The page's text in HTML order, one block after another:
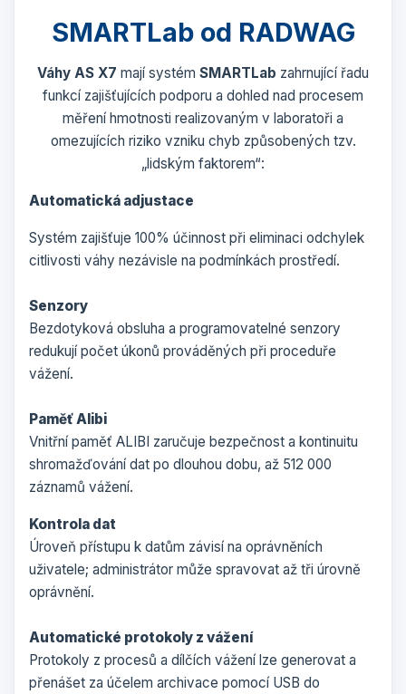
SMARTLab od RADWAG
Váhy AS X7 mají systém SMARTLab zahrnující řadu
funkcí zajišťujících podporu a dohled nad procesem
měření hmotnosti realizovaným v laboratoři a
omezujících riziko vzniku chyb způsobených tzv.
„lidským faktorem“:
Automatická adjustace
Systém zajišťuje 100% účinnost při eliminaci odchylek
citlivosti váhy nezávisle na podmínkách prostředí.
Senzory
Bezdotyková obsluha a programovatelné senzory
redukují počet úkonů prováděných při proceduře
vážení.
Paměť Alibi
Vnitřní paměť ALIBI zaručuje bezpečnost a kontinuitu
shromažďování dat po dlouhou dobu, až 512 000
záznamů vážení.
Kontrola dat
Úroveň přístupu k datům závisí na oprávněních
uživatele; administrátor může spravovat až tři úrovně
oprávnění.
Automatické protokoly z vážení
Protokoly z procesů a dílčích vážení lze generovat a
přenášet za účelem archivace pomocí USB do